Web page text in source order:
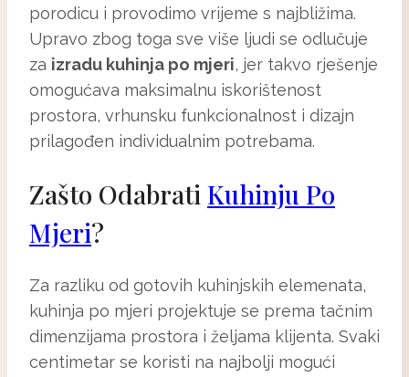
porodicu i provodimo vrijeme s najbližima.
Upravo zbog toga sve više ljudi se odlučuje
za izradu kuhinja po mjeri, jer takvo rješenje
omogućava maksimalnu iskorištenost
prostora, vrhunsku funkcionalnost i dizajn
prilagođen individualnim potrebama.
Zašto Odabrati Kuhinju Po
Mjeri?
Za razliku od gotovih kuhinjskih elemenata,
kuhinja po mjeri projektuje se prema tačnim
dimenzijama prostora i željama klijenta. Svaki
centimetar se koristi na najbolji mogući